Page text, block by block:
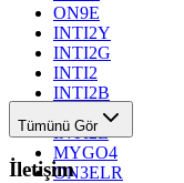
ON9E
INTI2Y
INTI2G
INTI2
INTI2B
INTI2R
INTI2L
MYGO4
ON3ELR
Tümünü Gör
İletişim